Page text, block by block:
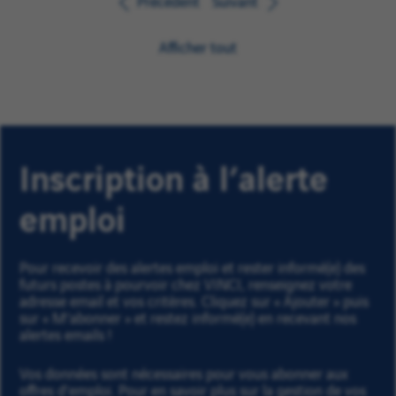
Afficher tout
Inscription à l’alerte
emploi
Pour recevoir des alertes emploi et rester informé(e) des
futurs postes à pourvoir chez VINCI, renseignez votre
adresse email et vos critères. Cliquez sur « Ajouter » puis
sur « M'abonner » et restez informé(e) en recevant nos
alertes emails !
Vos données sont nécessaires pour vous abonner aux
offres d’emploi. Pour en savoir plus sur la gestion de vos